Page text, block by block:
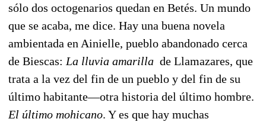
sólo dos octogenarios quedan en Betés. Un mundo
que se acaba, me dice. Hay una buena novela
ambientada en Ainielle, pueblo abandonado cerca
de Biescas: La lluvia amarilla de Llamazares, que
trata a la vez del fin de un pueblo y del fin de su
último habitante—otra historia del último hombre.
El último mohicano. Y es que hay muchas